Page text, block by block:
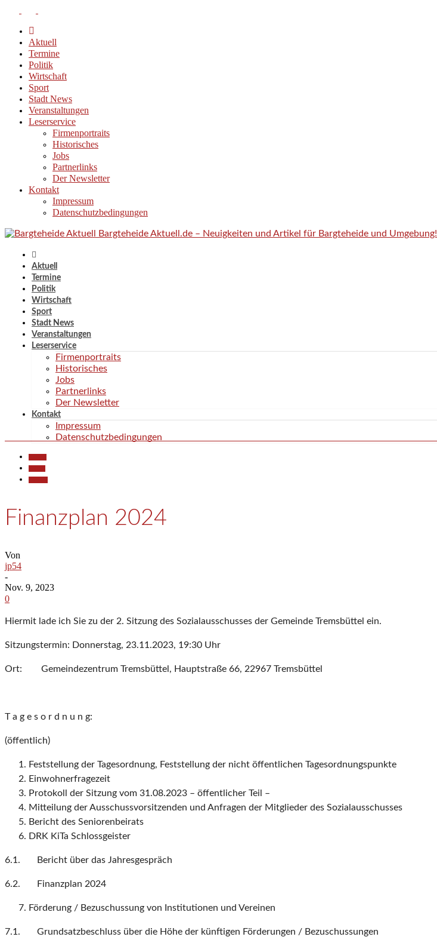
Aktuell
Termine
Politik
Wirtschaft
Sport
Stadt News
Veranstaltungen
Leserservice
Firmenportraits
Historisches
Jobs
Partnerlinks
Der Newsletter
Kontakt
Impressum
Datenschutzbedingungen
Bargteheide Aktuell.de – Neuigkeiten und Artikel für Bargteheide und Umgebung!
Aktuell
Termine
Politik
Wirtschaft
Sport
Stadt News
Veranstaltungen
Leserservice
Firmenportraits
Historisches
Jobs
Partnerlinks
Der Newsletter
Kontakt
Impressum
Datenschutzbedingungen
Finanzplan 2024
Von
jp54
-
Nov. 9, 2023
0
Hiermit lade ich Sie zu der 2. Sitzung des Sozialausschusses der Gemeinde Tremsbüttel ein.
Sitzungstermin: Donnerstag, 23.11.2023, 19:30 Uhr
Ort: Gemeindezentrum Tremsbüttel, Hauptstraße 66, 22967 Tremsbüttel
T a g e s o r d n u n g:
(öffentlich)
Feststellung der Tagesordnung, Feststellung der nicht öffentlichen Tagesordnungspunkte
Einwohnerfragezeit
Protokoll der Sitzung vom 31.08.2023 – öffentlicher Teil –
Mitteilung der Ausschussvorsitzenden und Anfragen der Mitglieder des Sozialausschusses
Bericht des Seniorenbeirats
DRK KiTa Schlossgeister
6.1. Bericht über das Jahresgespräch
6.2. Finanzplan 2024
Förderung / Bezuschussung von Institutionen und Vereinen
7.1. Grundsatzbeschluss über die Höhe der künftigen Förderungen / Bezuschussungen